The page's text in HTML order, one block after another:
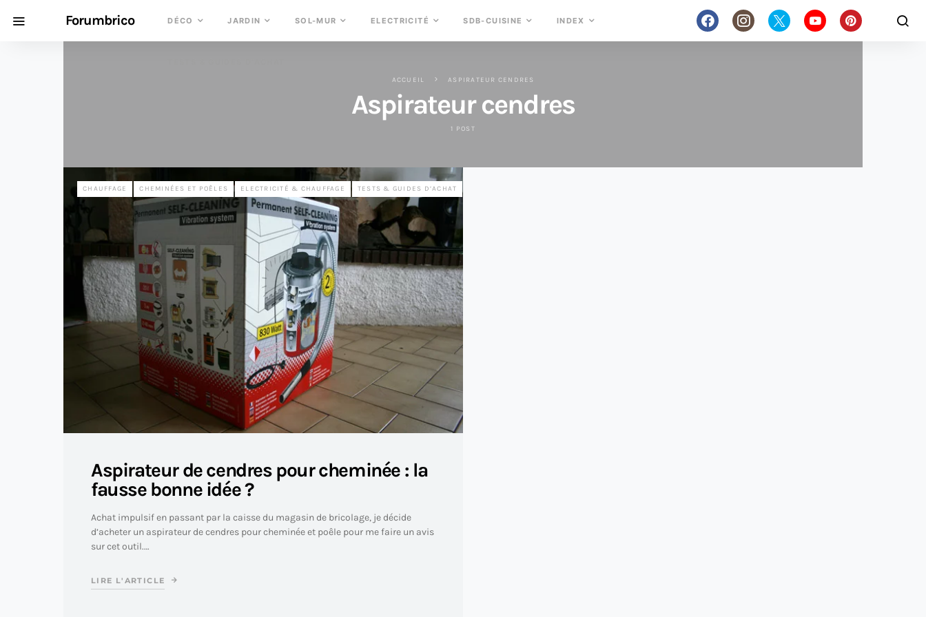
Forumbrico DÉCO JARDIN SOL-MUR ELECTRICITÉ SDB-CUISINE INDEX
ACCUEIL ASPIRATEUR CENDRES
Aspirateur cendres
1 POST
CHAUFFAGE CHEMINÉES ET POÊLES ELECTRICITÉ & CHAUFFAGE TESTS & GUIDES D’ACHAT
Aspirateur de cendres pour cheminée : la
fausse bonne idée ?
Achat impulsif en passant par la caisse du magasin de bricolage, je décide
d’acheter un aspirateur de cendres pour cheminée et poêle pour me faire un avis
sur cet outil.…
LIRE L'ARTICLE